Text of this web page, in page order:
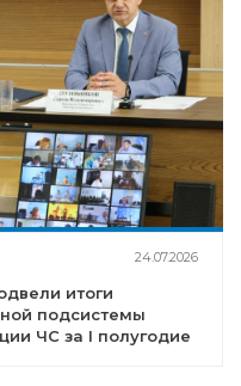
24.07.2026
итоги
подсистемы
ЧС за I полугодие